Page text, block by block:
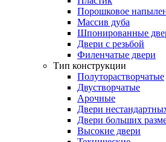
Порошковое
Массив дуба
Шпонированные
Двери с резьбой
Филенчатые двери
Тип конструкции
Полуторастворчатые
Двустворчатые
Арочные
Двери
Двери больших
Высокие двери